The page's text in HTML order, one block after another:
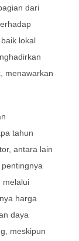
dari
lokal
menawarkan
tahun
antara lain
melalui
harga
daya
meskipun